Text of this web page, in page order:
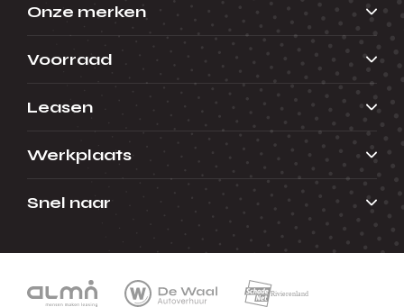
Onze merken
Voorraad
Leasen
Werkplaats
Snel naar